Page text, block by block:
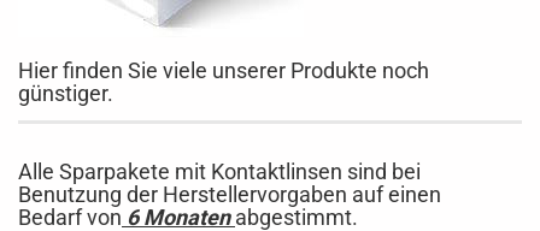
Hier finden Sie viele unserer Produkte noch
günstiger.
Alle Sparpakete mit Kontaktlinsen sind bei
Benutzung der Herstellervorgaben auf einen
Bedarf von 6 Monatenabgestimmt.